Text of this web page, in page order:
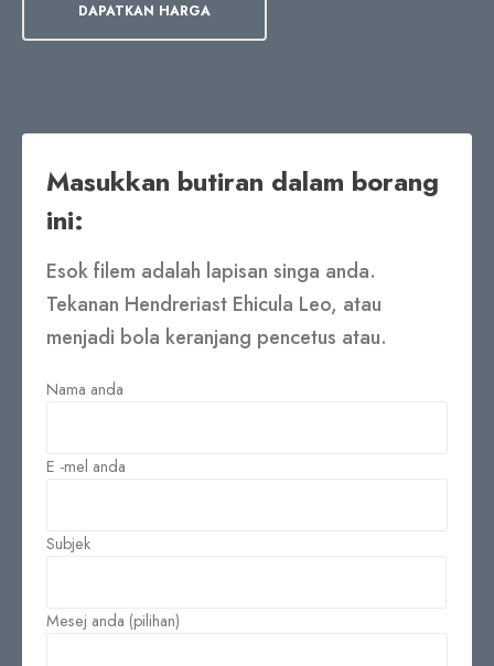
DAPATKAN HARGA
Masukkan butiran dalam borang
ini:
Esok filem adalah lapisan singa anda.
Tekanan Hendreriast Ehicula Leo, atau
menjadi bola keranjang pencetus atau.
Nama anda
E -mel anda
Subjek
Mesej anda (pilihan)